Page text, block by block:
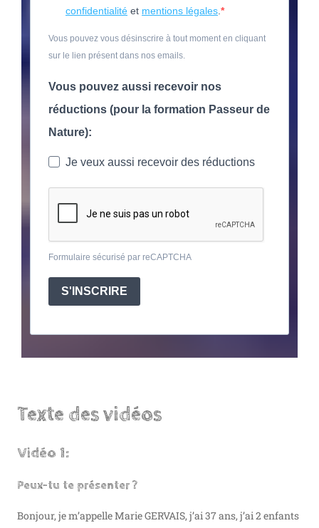
confidentialité et mentions légales
Vous pouvez vous désinscrire à tout moment en cliquant
sur le lien présent dans nos emails.
Vous pouvez aussi recevoir nos
réductions (pour la formation Passeur de
Nature):
Je veux aussi recevoir des réductions
Formulaire sécurisé par reCAPTCHA
S'INSCRIRE
Texte des vidéos
Vidéo 1:
Peux-tu te présenter ?
Bonjour, je m’appelle Marie GERVAIS, j’ai 37 ans, j’ai 2 enfants